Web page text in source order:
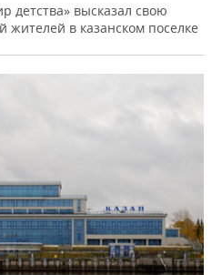
детства» высказал свою
жителей в казанском поселке